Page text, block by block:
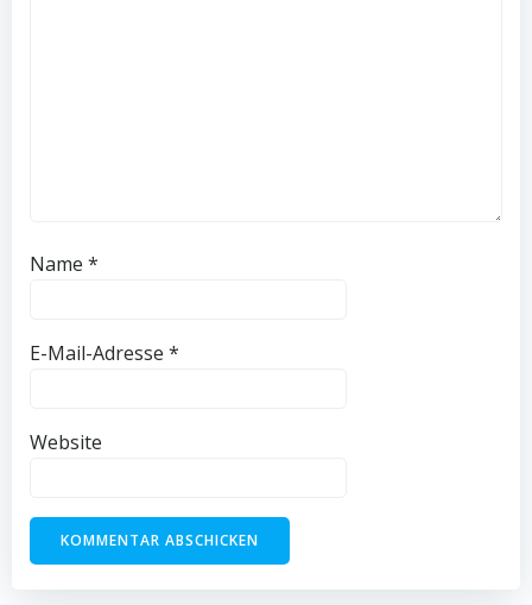
Name *
E-Mail-Adresse *
Website